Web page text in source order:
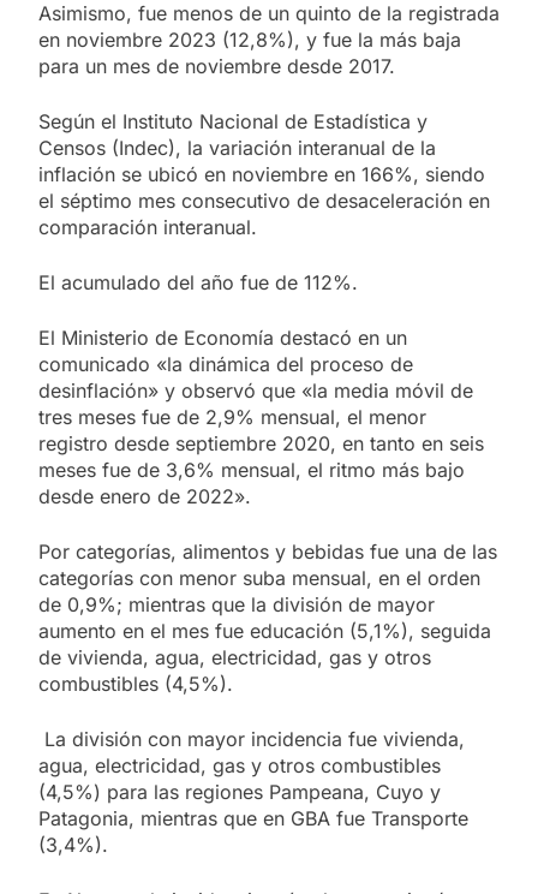
Asimismo, fue menos de un quinto de la registrada
en noviembre 2023 (12,8%), y fue la más baja
para un mes de noviembre desde 2017.
Según el Instituto Nacional de Estadística y
Censos (Indec), la variación interanual de la
inflación se ubicó en noviembre en 166%, siendo
el séptimo mes consecutivo de desaceleración en
comparación interanual.
El acumulado del año fue de 112%.
El Ministerio de Economía destacó en un
comunicado «la dinámica del proceso de
desinflación» y observó que «la media móvil de
tres meses fue de 2,9% mensual, el menor
registro desde septiembre 2020, en tanto en seis
meses fue de 3,6% mensual, el ritmo más bajo
desde enero de 2022».
Por categorías, alimentos y bebidas fue una de las
categorías con menor suba mensual, en el orden
de 0,9%; mientras que la división de mayor
aumento en el mes fue educación (5,1%), seguida
de vivienda, agua, electricidad, gas y otros
combustibles (4,5%).
La división con mayor incidencia fue vivienda,
agua, electricidad, gas y otros combustibles
(4,5%) para las regiones Pampeana, Cuyo y
Patagonia, mientras que en GBA fue Transporte
(3,4%).